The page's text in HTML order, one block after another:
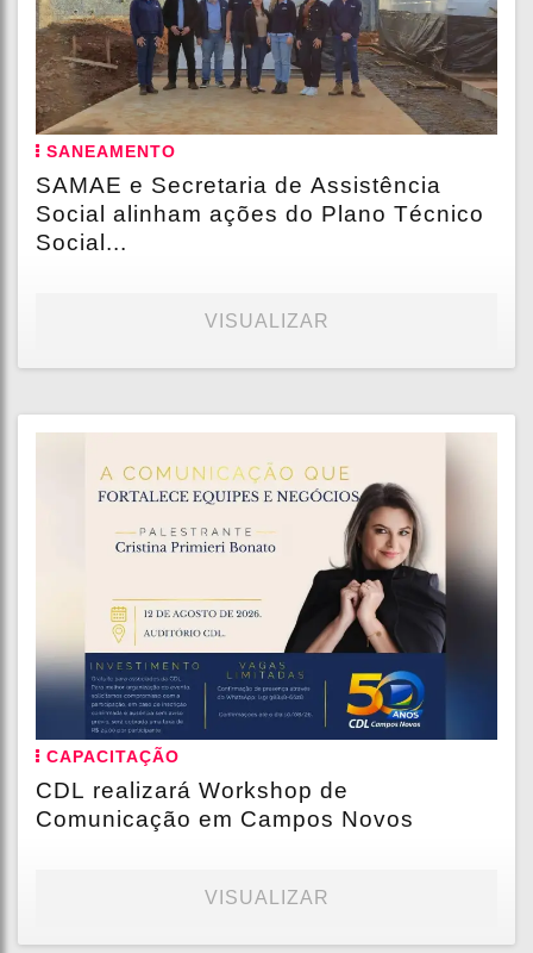
SANEAMENTO
SAMAE e Secretaria de Assistência
Social alinham ações do Plano Técnico
Social...
VISUALIZAR
CAPACITAÇÃO
CDL realizará Workshop de
Comunicação em Campos Novos
VISUALIZAR